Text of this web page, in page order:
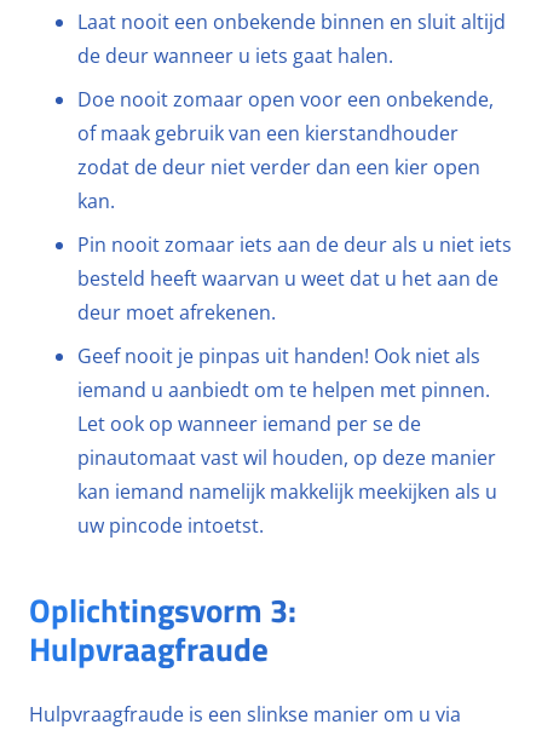
Laat nooit een onbekende binnen en sluit altijd
de deur wanneer u iets gaat halen.
Doe nooit zomaar open voor een onbekende,
of maak gebruik van een kierstandhouder
zodat de deur niet verder dan een kier open
kan.
Pin nooit zomaar iets aan de deur als u niet iets
besteld heeft waarvan u weet dat u het aan de
deur moet afrekenen.
Geef nooit je pinpas uit handen! Ook niet als
iemand u aanbiedt om te helpen met pinnen.
Let ook op wanneer iemand per se de
pinautomaat vast wil houden, op deze manier
kan iemand namelijk makkelijk meekijken als u
uw pincode intoetst.
Oplichtingsvorm 3:
Hulpvraagfraude
Hulpvraagfraude is een slinkse manier om u via